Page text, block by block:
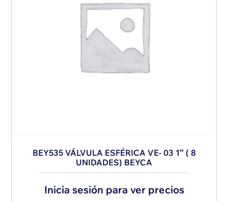
BEY535 VÁLVULA ESFÉRICA VE- 03 1″ ( 8
UNIDADES) BEYCA
Inicia sesión para ver precios